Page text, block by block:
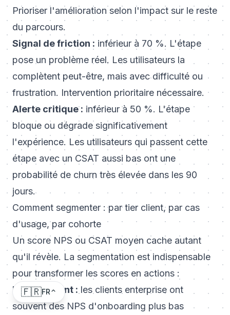
Prioriser l'amélioration selon l'impact sur le reste
du parcours.
Signal de friction : inférieur à 70 %. L'étape
pose un problème réel. Les utilisateurs la
complètent peut-être, mais avec difficulté ou
frustration. Intervention prioritaire nécessaire.
Alerte critique : inférieur à 50 %. L'étape
bloque ou dégrade significativement
l'expérience. Les utilisateurs qui passent cette
étape avec un CSAT aussi bas ont une
probabilité de churn très élevée dans les 90
jours.
Comment segmenter : par tier client, par cas
d'usage, par cohorte
Un score NPS ou CSAT moyen cache autant
qu'il révèle. La segmentation est indispensable
pour transformer les scores en actions :
Par tier client : les clients enterprise ont
souvent des NPS d'onboarding plus bas
🇫🇷FR